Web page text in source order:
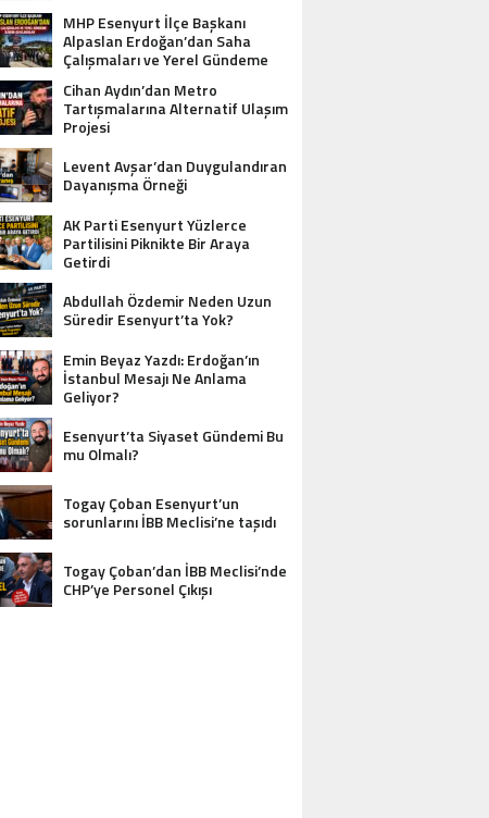
MHP Esenyurt İlçe Başkanı
Alpaslan Erdoğan’dan Saha
Çalışmaları ve Yerel Gündeme
İlişkin Açıklamalar
Cihan Aydın’dan Metro
Tartışmalarına Alternatif Ulaşım
Projesi
Levent Avşar’dan Duygulandıran
Dayanışma Örneği
AK Parti Esenyurt Yüzlerce
Partilisini Piknikte Bir Araya
Getirdi
Abdullah Özdemir Neden Uzun
Süredir Esenyurt’ta Yok?
Emin Beyaz Yazdı: Erdoğan’ın
İstanbul Mesajı Ne Anlama
Geliyor?
Esenyurt’ta Siyaset Gündemi Bu
mu Olmalı?
Togay Çoban Esenyurt’un
sorunlarını İBB Meclisi’ne taşıdı
Togay Çoban’dan İBB Meclisi’nde
CHP’ye Personel Çıkışı